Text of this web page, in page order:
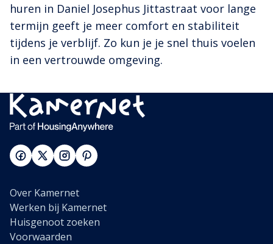
huren in Daniel Josephus Jittastraat voor lange
termijn geeft je meer comfort en stabiliteit
tijdens je verblijf. Zo kun je je snel thuis voelen
in een vertrouwde omgeving.
Over Kamernet
Werken bij Kamernet
Huisgenoot zoeken
Voorwaarden